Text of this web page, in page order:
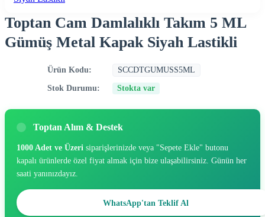
Toptan Cam Damlalıklı Takım 5 ML
Gümüş Metal Kapak Siyah Lastikli
Ürün Kodu: SCCDTGUMUSS5ML
Stok Durumu: Stokta var
Toptan Alım & Destek
1000 Adet ve Üzeri siparişlerinizde veya "Sepete Ekle" butonu
kapalı ürünlerde özel fiyat almak için bize ulaşabilirsiniz. Günün her
saati yanınızdayız.
WhatsApp'tan Teklif Al